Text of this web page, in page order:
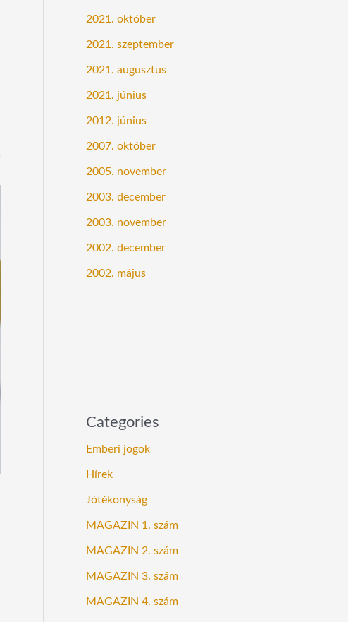
2021. október
2021. szeptember
2021. augusztus
2021. június
2012. június
2007. október
2005. november
2003. december
2003. november
2002. december
2002. május
Categories
Emberi jogok
Hírek
Jótékonyság
MAGAZIN 1. szám
MAGAZIN 2. szám
MAGAZIN 3. szám
MAGAZIN 4. szám